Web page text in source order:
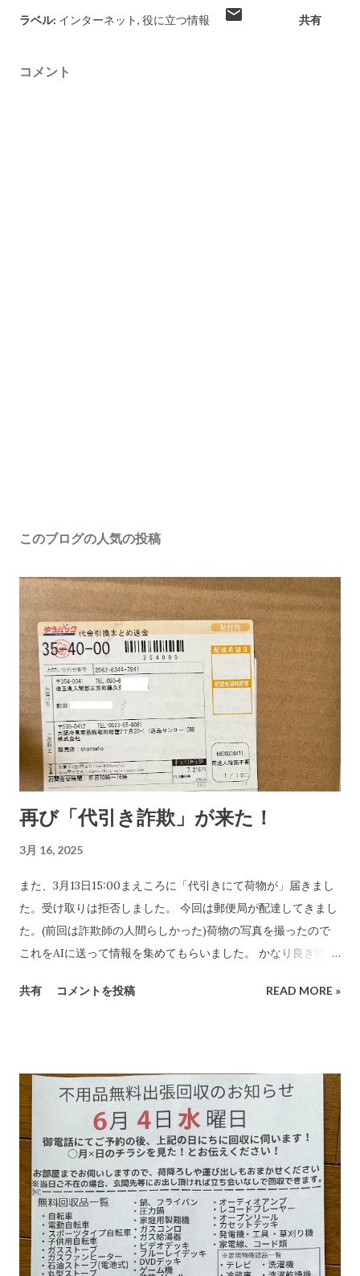
ラベル: インターネット 役に立つ情報 共有
コメント
このブログの人気の投稿
再び「代引き詐欺」が来た！
3月 16, 2025
また、3月13日15:00まえころに「代引きにて荷物が」届きまし
た。受け取りは拒否しました。 今回は郵便局が配達してきまし
た。(前回は詐欺師の人間らしかった)荷物の写真を撮ったので
これをAIに送って情報を集めてもらいました。 かなり良き情報
さまざま考え抜いてやっています。 高齢の女性や意思表示がで
受ける郵便局とヤマトなど宅配会社にとっては上得意のお客さ
まであるのかもしれない???...(受取拒絶で返品になる確率はかな
り高いのでその返送時の運賃も売上となります。) 以下は、AI
の分析です。長文です。 詐欺にかかる心理についてもAIに分
析・解説をしてもらいました。 CBB 株式会社、および
「charmmsho」という販売店に関する詐欺やトラブル報告の
有無を確認します。また、送り主情報の詳細な住所や連絡先が
正式な企業情報と一致するかどうかも調べます。 Research
completed in 8m· 16 件の情報源 CBB株式会社および販売店
共有 コメントを投稿 READ MORE »